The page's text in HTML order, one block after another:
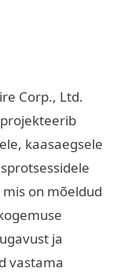
Corp., Ltd.
kaasaegsele
on mõeldud
ja
vastama